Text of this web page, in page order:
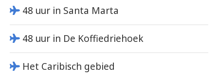
48 uur in Santa Marta
48 uur in De Koffiedriehoek
Het Caribisch gebied